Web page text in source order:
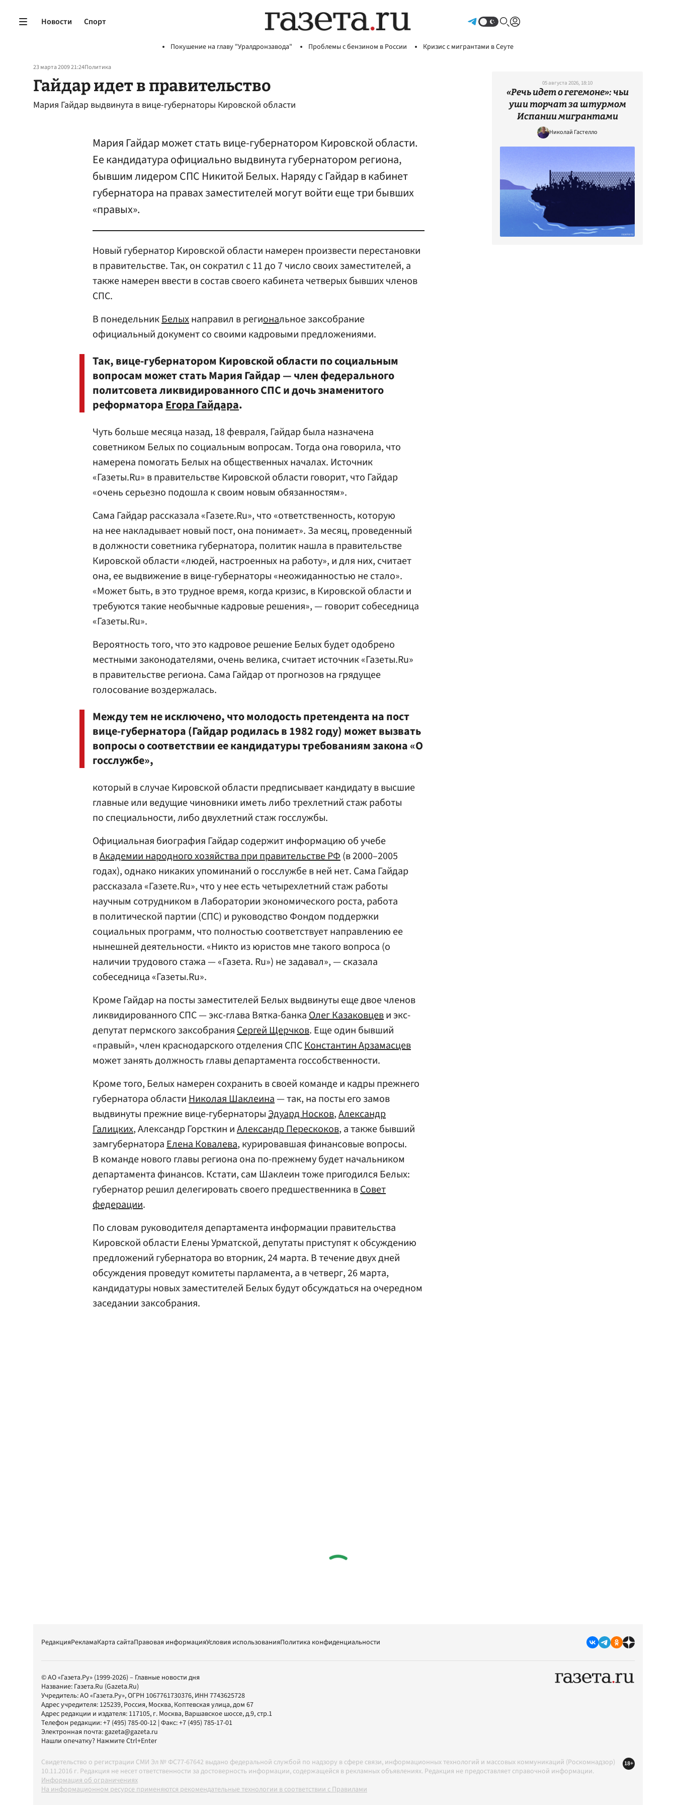
Новости Спорт
Покушение на главу "Уралдронзавода" Проблемы с бензином в России Кризис с мигрантами в Сеуте
23 марта 2009 21:24Политика
Гайдар идет в правительство
Мария Гайдар выдвинута в вице-губернаторы Кировской области
Мария Гайдар может стать вице-губернатором Кировской области.
Ее кандидатура официально выдвинута губернатором региона,
бывшим лидером СПС Никитой Белых. Наряду с Гайдар в кабинет
губернатора на правах заместителей могут войти еще три бывших
«правых».
Новый губернатор Кировской области намерен произвести перестановки
в правительстве. Так, он сократил с 11 до 7 число своих заместителей, а
также намерен ввести в состав своего кабинета четверых бывших членов
СПС.
В понедельникБелыхнаправил в региональное заксобрание
официальный документ со своими кадровыми предложениями.
Так, вице-губернатором Кировской области по социальным
вопросам может стать Мария Гайдар — член федерального
политсовета ликвидированного СПС и дочь знаменитого
реформатораЕгора Гайдара.
Чуть больше месяца назад, 18 февраля, Гайдар была назначена
советником Белых по социальным вопросам. Тогда она говорила, что
намерена помогать Белых на общественных началах. Источник
«Газеты.Ru» в правительстве Кировской области говорит, что Гайдар
«очень серьезно подошла к своим новым обязанностям».
Сама Гайдар рассказала «Газете.Ru», что «ответственность, которую
на нее накладывает новый пост, она понимает». За месяц, проведенный
в должности советника губернатора, политик нашла в правительстве
Кировской области «людей, настроенных на работу», и для них, считает
она, ее выдвижение в вице-губернаторы «неожиданностью не стало».
«Может быть, в это трудное время, когда кризис, в Кировской области и
требуются такие необычные кадровые решения», — говорит собеседница
«Газеты.Ru».
Вероятность того, что это кадровое решение Белых будет одобрено
местными законодателями, очень велика, считает источник «Газеты.Ru»
в правительстве региона. Сама Гайдар от прогнозов на грядущее
голосование воздержалась.
Между тем не исключено, что молодость претендента на пост
вице-губернатора (Гайдар родилась в 1982 году) может вызвать
вопросы о соответствии ее кандидатуры требованиям закона «О
госслужбе»,
который в случае Кировской области предписывает кандидату в высшие
главные или ведущие чиновники иметь либо трехлетний стаж работы
по специальности, либо двухлетний стаж госслужбы.
Официальная биография Гайдар содержит информацию об учебе
вАкадемии народного хозяйства при правительстве РФ(в 2000–2005
годах), однако никаких упоминаний о госслужбе в ней нет. Сама Гайдар
рассказала «Газете.Ru», что у нее есть четырехлетний стаж работы
научным сотрудником в Лаборатории экономического роста, работа
в политической партии (СПС) и руководство Фондом поддержки
социальных программ, что полностью соответствует направлению ее
нынешней деятельности. «Никто из юристов мне такого вопроса (о
наличии трудового стажа — «Газета. Ru») не задавал», — сказала
собеседница «Газеты.Ru».
Кроме Гайдар на посты заместителей Белых выдвинуты еще двое членов
ликвидированного СПС — экс-глава Вятка-банкаОлег Казаковцеви экс-
депутат пермского заксобранияСергей Щерчков. Еще один бывший
«правый», член краснодарского отделения СПСКонстантин Арзамасцев
может занять должность главы департамента госсобственности.
Кроме того, Белых намерен сохранить в своей команде и кадры прежнего
губернатора областиНиколая Шаклеина— так, на посты его замов
выдвинуты прежние вице-губернаторыЭдуард Носков,Александр
Галицких, Александр Горсткин иАлександр Перескоков, а также бывший
замгубернатораЕлена Ковалева, курировавшая финансовые вопросы.
В команде нового главы региона она по-прежнему будет начальником
департамента финансов. Кстати, сам Шаклеин тоже пригодился Белых:
губернатор решил делегировать своего предшественника вСовет
федерации.
По словам руководителя департамента информации правительства
Кировской области Елены Урматской, депутаты приступят к обсуждению
предложений губернатора во вторник, 24 марта. В течение двух дней
обсуждения проведут комитеты парламента, а в четверг, 26 марта,
кандидатуры новых заместителей Белых будут обсуждаться на очередном
заседании заксобрания.
05 августа 2026, 18:10
«Речь идет о гегемоне»: чьи
уши торчат за штурмом
Испании мигрантами
Николай Гастелло
РедакцияРекламаКарта сайтаПравовая информацияУсловия использованияПолитика конфиденциальности
© АО «Газета.Ру» (1999-2026) – Главные новости дня
Название: Газета.Ru (Gazeta.Ru)
Учредитель:АО «Газета.Ру», ОГРН 1067761730376, ИНН 7743625728
Адрес учредителя: 125239, Россия, Москва, Коптевская улица, дом 67
Адрес редакции и издателя: 117105, г. Москва, Варшавское шоссе, д.9, стр.1
Телефон редакции:+7 (495) 785-00-12 | Факс:+7 (495) 785-17-01
Электронная почта:gazeta@gazeta.ru
Нашли опечатку? Нажмите Ctrl+Enter
Свидетельство о регистрации СМИ Эл № ФС77-67642 выдано федеральной службой по надзору в сфере связи, информационных технологий и массовых коммуникаций (Роскомнадзор)
10.11.2016 г. Редакция не несет ответственности за достоверность информации, содержащейся в рекламных объявлениях. Редакция не предоставляет справочной информации.
Информация об ограничениях
На информационном ресурсе применяются рекомендательные технологии в соответствии с Правилами
18+